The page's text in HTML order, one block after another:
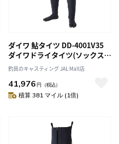
ダイワ 鮎タイツ DD-4001V35
ダイワドライタイツ(ソックス先
割) ブラック LLB
釣具のキャスティング JAL Mall店
41,976 円 （税込）
積算 381 マイル (1倍)